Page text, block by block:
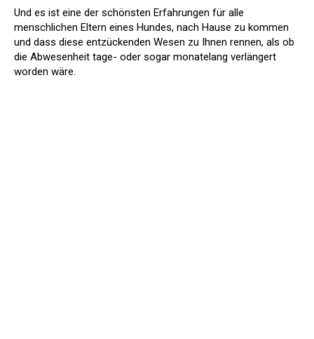
Und es ist eine der schönsten Erfahrungen für alle
menschlichen Eltern eines Hundes, nach Hause zu kommen
und dass diese entzückenden Wesen zu Ihnen rennen, als ob
die Abwesenheit tage- oder sogar monatelang verlängert
worden wäre.